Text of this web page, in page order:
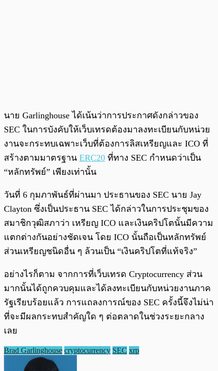
นาย Garlinghouse ได้เน้นว่าการประกาศดังกล่าวของ
SEC ในการบังคับให้เว็บเทรดต้องมาลงทะเบียนกับหน่วย
งานจะกระทบเฉพาะเว็บที่ต้องการลิสเหรียญและ ICO ที่
สร้างตามมาตรฐาน ERC20 ที่ทาง SEC กำหนดว่าเป็น
“หลักทรัพย์” เพียงเท่านั้น
วันที่ 6 กุมภาพันธ์ที่ผ่านมา ประธานของ SEC นาย Jay
Clayton ซึ่งเป็นประธาน SEC ได้กล่าวในการประชุมของ
สมาชิกวุฒิสภาว่า เหรียญ ICO และเงินคริปโตนั้นมีความ
แตกต่างกันอย่างชัดเจน โดย ICO นั้นถือเป็นหลักทรัพย์
ส่วนเหรียญชนิดอื่น ๆ ล้วนเป็น “เงินคริปโตที่แท้จริง”
อย่างไรก็ตาม จากการที่เว็บเทรด Cryptocurrency ส่วน
มากนั้นได้ถูกควบคุมและได้ลงทะเบียนกับหน่วยงานภาค
รัฐเรียบร้อยแล้ว การแถลงการณ์ของ SEC ครั้งนี้จึงไม่น่า
ที่จะมีผลกระทบสำคัญใด ๆ ต่อตลาดในช่วงระยะกลาง
เลย
Brad Garlinghouse cryptocurrency SEC xrp